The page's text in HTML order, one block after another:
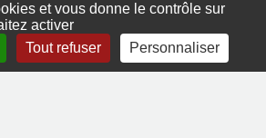
et vous donne le contrôle sur
activer
Tout refuser Personnaliser
GRDR Copyright
du site|Mentions légales|Contact